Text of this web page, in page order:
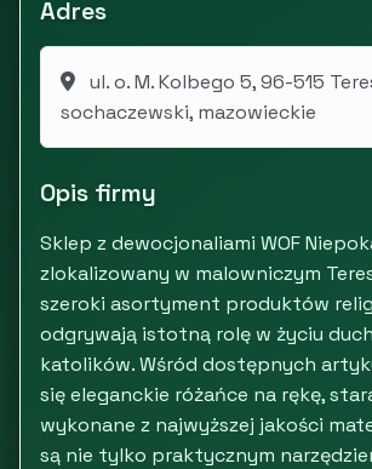
Adres
ul. o. M. Kolbego 5, 96-515
sochaczewski, mazowieckie
Opis firmy
Sklep z dewocjonaliami WOF
zlokalizowany w malowniczym
szeroki asortyment produktów
odgrywają istotną rolę w życiu
katolików. Wśród dostępnych
się eleganckie różańce na rękę,
wykonane z najwyższej jakości
są nie tylko praktycznym